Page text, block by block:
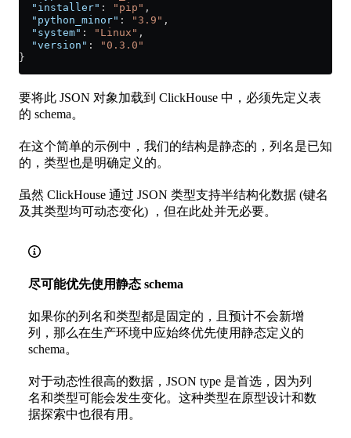
  "installer"
: "pip" ,
  "python_minor"
: "3.9" ,
  "system"
: "Linux" ,
  "version"
:
"0.3.0"
}
要将此 JSON 对象加载到 ClickHouse 中，必须先定义表
的 schema。
在这个简单的示例中，我们的结构是静态的，列名是已知
的，类型也是明确定义的。
虽然 ClickHouse 通过 JSON 类型支持半结构化数据 (键名
及其类型均可动态变化) ，但在此处并无必要。
尽可能优先使用静态 schema
如果你的列名和类型都是固定的，且预计不会新增
列，那么在生产环境中应始终优先使用静态定义的
schema。
对于动态性很高的数据，JSON type 是首选，因为列
名和类型可能会发生变化。这种类型在原型设计和数
据探索中也很有用。